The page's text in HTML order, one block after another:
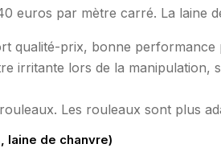
euros par mètre carré. La laine
qualité-prix, bonne performance
irritante lors de la manipulation,
Les rouleaux sont plus
laine de chanvre)